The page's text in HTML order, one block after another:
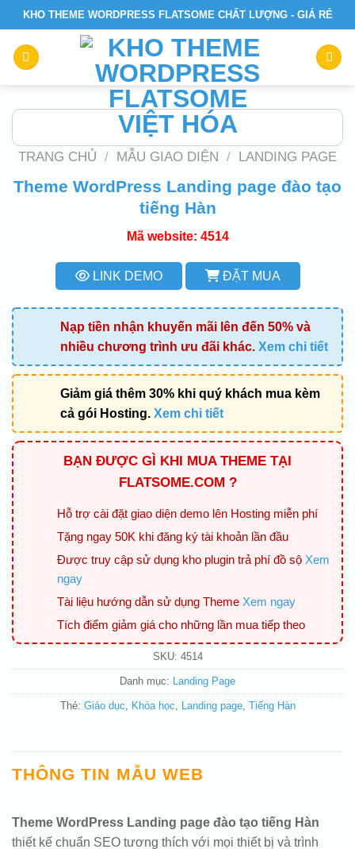
Skip
to
content
KHO THEME WORDPRESS FLATSOME CHẤT LƯỢNG - GIÁ RẺ
TRANG CHỦ / MẪU GIAO DIỆN / LANDING PAGE
Theme WordPress Landing page đào tạo
tiếng Hàn
Mã website: 4514
LINK DEMO ĐẶT MUA
Nạp tiền nhận khuyến mãi lên đến 50% và
nhiều chương trình ưu đãi khác. Xem chi tiết
Giảm giá thêm 30% khi quý khách mua kèm
cả gói Hosting. Xem chi tiết
BẠN ĐƯỢC GÌ KHI MUA THEME TẠI
FLATSOME.COM ?
Hỗ trợ cài đặt giao diện demo lên Hosting miễn phí
Tặng ngay 50K khi đăng ký tài khoản lần đầu
Được truy cập sử dụng kho plugin trả phí đồ sộ Xem
ngay
Tài liệu hướng dẫn sử dụng Theme Xem ngay
Tích điểm giảm giá cho những lần mua tiếp theo
SKU: 4514
Danh mục: Landing Page
Thẻ: Giáo dục Khóa học Landing page, Tiếng Hàn
THÔNG TIN MẪU WEB
Theme WordPress Landing page đào tạo tiếng Hàn
thiết kế chuẩn SEO tương thích với mọi thiết bị và trình